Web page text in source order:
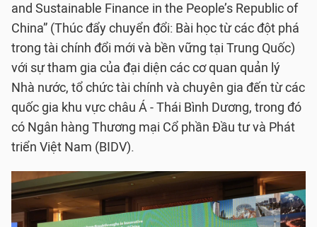
and Sustainable Finance in the People’s Republic of
China” (Thúc đẩy chuyển đổi: Bài học từ các đột phá
trong tài chính đổi mới và bền vững tại Trung Quốc)
với sự tham gia của đại diện các cơ quan quản lý
Nhà nước, tổ chức tài chính và chuyên gia đến từ các
quốc gia khu vực châu Á - Thái Bình Dương, trong đó
có Ngân hàng Thương mại Cổ phần Đầu tư và Phát
triển Việt Nam (BIDV).